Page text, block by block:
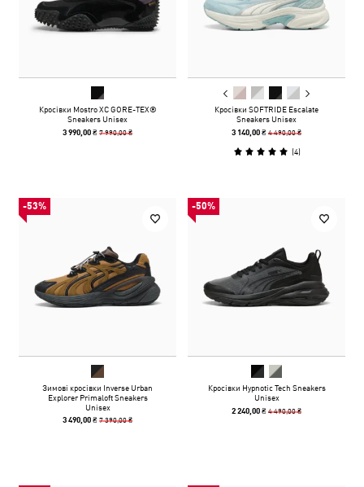
Кросівки Mostro XC GORE-TEX®
Sneakers Unisex
3 990,00 ₴7 990,00 ₴
Кросівки SOFTRIDE Escalate
Sneakers Unisex
3 140,00 ₴4 490,00 ₴
(4)
-53%
Зимові кросівки Inverse Urban
Explorer Primaloft Sneakers
Unisex
3 490,00 ₴7 390,00 ₴
-50%
Кросівки Hypnotic Tech Sneakers
Unisex
2 240,00 ₴4 490,00 ₴